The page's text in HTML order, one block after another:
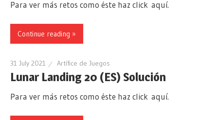
Para ver más retos como éste haz click aquí.
Continue reading »
31 July 2021 Artífice de Juegos
Lunar Landing 20 (ES) Solución
Para ver más retos como éste haz click aquí.